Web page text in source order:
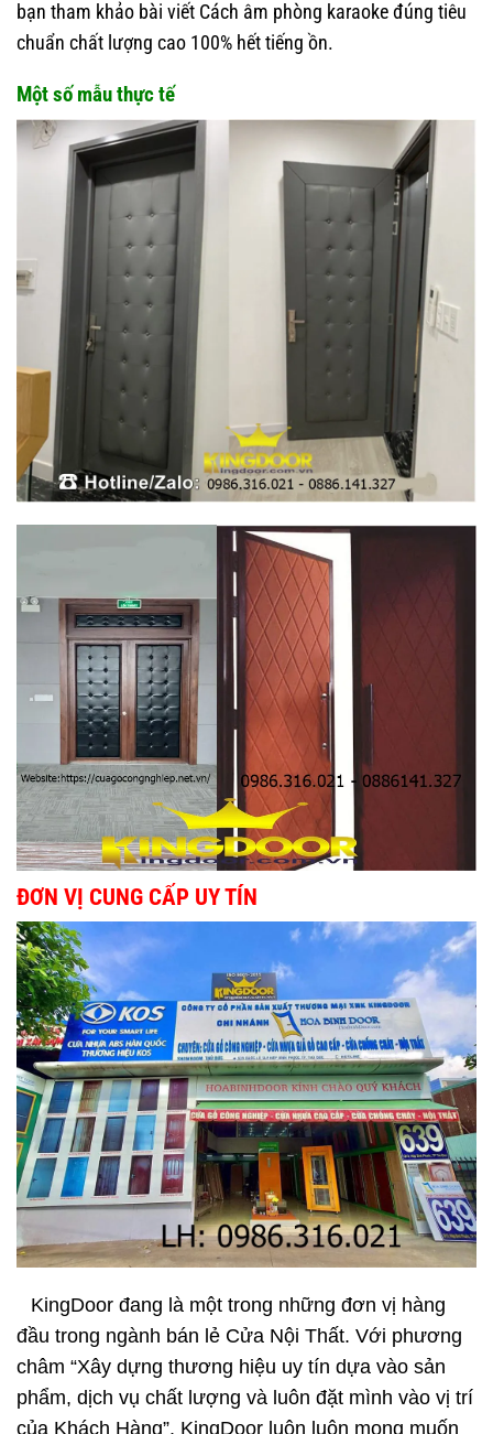
bạn tham khảo bài viết Cách âm phòng karaoke đúng tiêu
chuẩn chất lượng cao 100% hết tiếng ồn.
Một số mẫu thực tế
ĐƠN VỊ CUNG CẤP UY TÍN
KingDoor đang là một trong những đơn vị hàng
đầu trong ngành bán lẻ Cửa Nội Thất. Với phương
châm “Xây dựng thương hiệu uy tín dựa vào sản
phẩm, dịch vụ chất lượng và luôn đặt mình vào vị trí
của Khách Hàng”. KingDoor luôn luôn mong muốn